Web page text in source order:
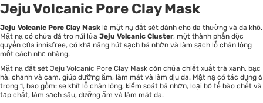
Jeju Volcanic Pore Clay Mask
Jeju Volcanic Pore Clay Mask là mặt nạ đất sét dành cho da thường và da khô.
Mặt nạ có chứa đá tro núi lửa Jeju Volcanic Cluster, một thành phần độc
quyền của innisfree, có khả năng hút sạch bã nhờn và làm sạch lỗ chân lông
một cách nhẹ nhàng.
Mặt nạ đất sét Jeju Volcanic Pore Clay Mask còn chứa chiết xuất trà xanh, bạc
hà, chanh và cam, giúp dưỡng ẩm, làm mát và làm dịu da. Mặt nạ có tác dụng 6
trong 1, bao gồm: se khít lỗ chân lông, kiểm soát bã nhờn, loại bỏ tế bào chết và
tạp chất, làm sạch sâu, dưỡng ẩm và làm mát da.